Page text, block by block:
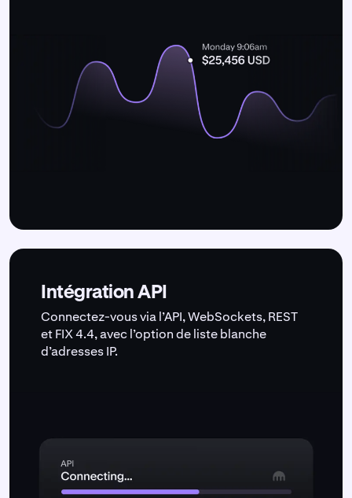
Intégration API
Connectez-vous via l’API, WebSockets, REST
et FIX 4.4, avec l’option de liste blanche
d’adresses IP.